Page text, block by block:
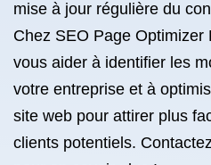
mise à jour régulière du
Chez SEO Page
vous aider à identifier les
votre entreprise et à
site web pour attirer plus
clients potentiels.